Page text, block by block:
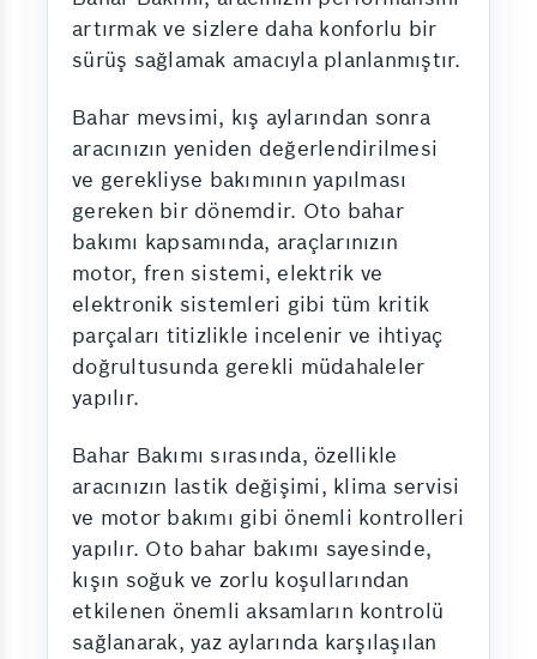
artırmak ve sizlere daha konforlu bir
sürüş sağlamak amacıyla planlanmıştır.
Bahar mevsimi, kış aylarından sonra
aracınızın yeniden değerlendirilmesi
ve gerekliyse bakımının yapılması
gereken bir dönemdir. Oto bahar
bakımı kapsamında, araçlarınızın
motor, fren sistemi, elektrik ve
elektronik sistemleri gibi tüm kritik
parçaları titizlikle incelenir ve ihtiyaç
doğrultusunda gerekli müdahaleler
yapılır.
Bahar Bakımı sırasında, özellikle
aracınızın lastik değişimi, klima servisi
ve motor bakımı gibi önemli kontrolleri
yapılır. Oto bahar bakımı sayesinde,
kışın soğuk ve zorlu koşullarından
etkilenen önemli aksamların kontrolü
sağlanarak, yaz aylarında karşılaşılan